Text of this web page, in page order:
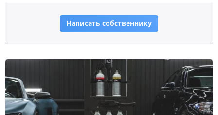
Написать собственнику